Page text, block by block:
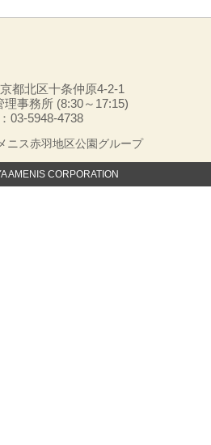
都北区十条仲原4-2-1
事務所 (8:30～17:15)
03-5948-4738
ニス赤羽地区公園グループ
AMENIS CORPORATION